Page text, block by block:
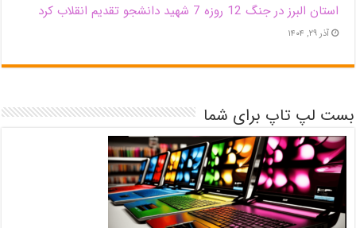
استان البرز در جنگ 12 روزه 7 شهید دانشجو تقدیم انقلاب کرد
آذر ۲۹, ۱۴۰۴
بست لپ تاپ برای شما